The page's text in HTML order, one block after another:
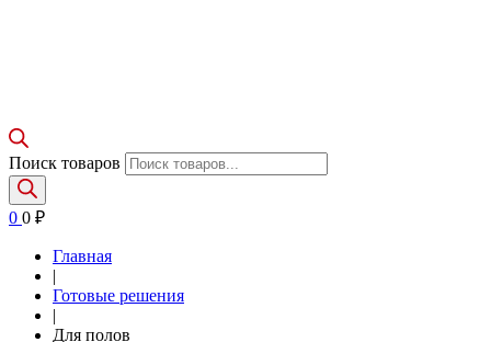
Поиск товаров
0 0 ₽
Главная
|
Готовые решения
|
Для полов